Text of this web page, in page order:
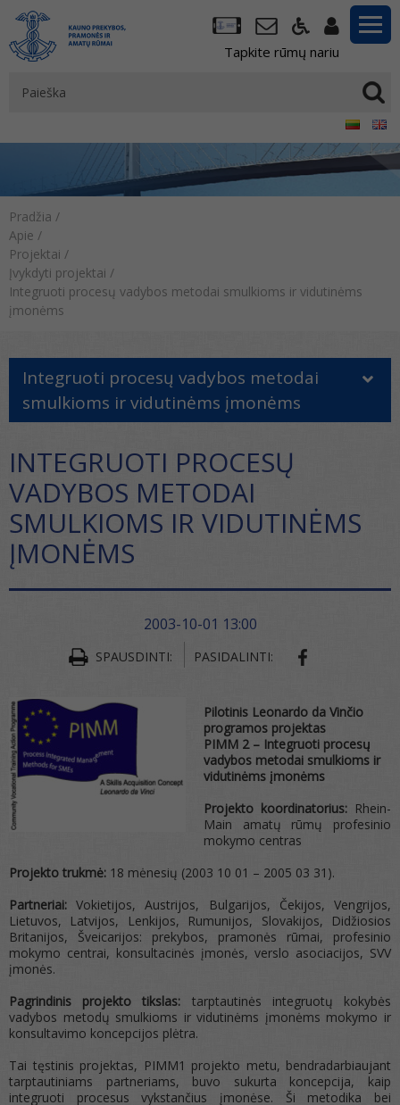
Tapkite rūmų nariu
Pradžia /
Apie /
Projektai /
Įvykdyti projektai /
Integruoti procesų vadybos metodai smulkioms ir vidutinėms
įmonėms
Integruoti procesų vadybos metodai
smulkioms ir vidutinėms įmonėms
INTEGRUOTI PROCESŲ
VADYBOS METODAI
SMULKIOMS IR VIDUTINĖMS
ĮMONĖMS
2003-10-01 13:00
SPAUSDINTI: PASIDALINTI:
Pilotinis Leonardo da Vinčio
programos projektas
PIMM 2 – Integruoti procesų
vadybos metodai smulkioms ir
vidutinėms įmonėms
Projekto koordinatorius: Rhein-
Main amatų rūmų profesinio
mokymo centras
Projekto trukmė: 18 mėnesių (2003 10 01 – 2005 03 31).
Partneriai: Vokietijos, Austrijos, Bulgarijos, Čekijos, Vengrijos,
Lietuvos, Latvijos, Lenkijos, Rumunijos, Slovakijos, Didžiosios
Britanijos, Šveicarijos: prekybos, pramonės rūmai, profesinio
mokymo centrai, konsultacinės įmonės, verslo asociacijos, SVV
įmonės.
Pagrindinis projekto tikslas: tarptautinės integruotų kokybės
vadybos metodų smulkioms ir vidutinėms įmonėms mokymo ir
konsultavimo koncepcijos plėtra.
Tai tęstinis projektas, PIMM1 projekto metu, bendradarbiaujant
tarptautiniams partneriams, buvo sukurta koncepcija, kaip
integruoti procesus vykstančius įmonėse. Ši metodika bei